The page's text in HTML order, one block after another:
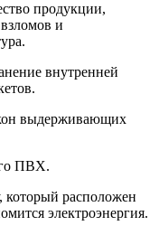
продукции,
и
внутренней
выдерживающих
ПВХ.
который расположен
электроэнергия.